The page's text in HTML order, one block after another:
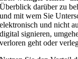
Überblick darüber zu
und mit wem Sie
elektronisch und nicht
digital signieren,
verloren geht oder